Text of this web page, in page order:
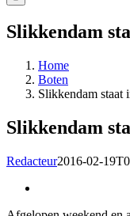
Slikkendam
Home
Boten
Slikkendam staat
Slikkendam
Redacteur2016-02-